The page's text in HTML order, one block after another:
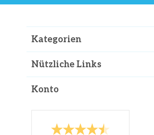
Kategorien
Nützliche Links
Konto